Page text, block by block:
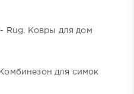
Rug. Ковры для дом
для симок